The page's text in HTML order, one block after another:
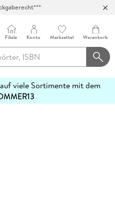
Filiale Konto Merkzettel Warenkorb
viele Sortimente mit dem